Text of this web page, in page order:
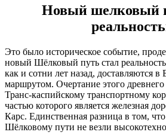
Новый шелковый
Это было историческое событие,
новый Шёлковый путь стал
как и сотни лет назад, доставляются
маршрутом. Очертание этого
Транс-каспийскому транспортному
частью которого является железная
Карс. Единственная разница в том,
Шёлковому пути не везли